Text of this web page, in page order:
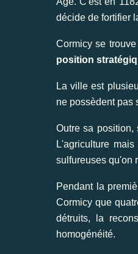
décide de fortifier
Cormicy se
position
La ville est
ne possèdent pas
Outre sa position,
L'agriculture
sulfureuses qu'on
Pendant la
Cormicy que
détruits, la
homogénéité.